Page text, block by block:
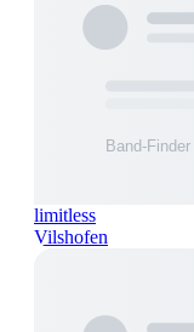
limitless
Vilshofen